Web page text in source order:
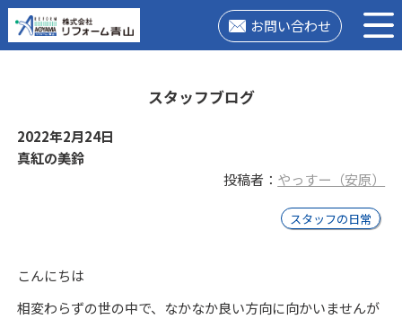
お問い合わせ
スタッフブログ
2022年2月24日
真紅の美鈴
投稿者： やっすー（安原）
スタッフの日常
こんにちは
相変わらずの世の中で、なかなか良い方向に向かいませんが